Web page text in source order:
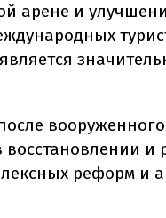
арене и
и
реформ и